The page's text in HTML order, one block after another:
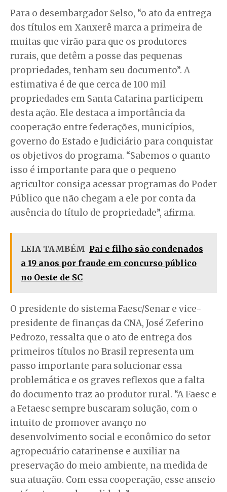
Para o desembargador Selso, “o ato da entrega
dos títulos em Xanxerê marca a primeira de
muitas que virão para que os produtores
rurais, que detêm a posse das pequenas
propriedades, tenham seu documento”. A
estimativa é de que cerca de 100 mil
propriedades em Santa Catarina participem
desta ação. Ele destaca a importância da
cooperação entre federações, municípios,
governo do Estado e Judiciário para conquistar
os objetivos do programa. “Sabemos o quanto
isso é importante para que o pequeno
agricultor consiga acessar programas do Poder
Público que não chegam a ele por conta da
ausência do título de propriedade”, afirma.
LEIA TAMBÉM Pai e filho são condenados
a 19 anos por fraude em concurso público
no Oeste de SC
O presidente do sistema Faesc/Senar e vice-
presidente de finanças da CNA, José Zeferino
Pedrozo, ressalta que o ato de entrega dos
primeiros títulos no Brasil representa um
passo importante para solucionar essa
problemática e os graves reflexos que a falta
do documento traz ao produtor rural. “A Faesc e
a Fetaesc sempre buscaram solução, com o
intuito de promover avanço no
desenvolvimento social e econômico do setor
agropecuário catarinense e auxiliar na
preservação do meio ambiente, na medida de
sua atuação. Com essa cooperação, esse anseio